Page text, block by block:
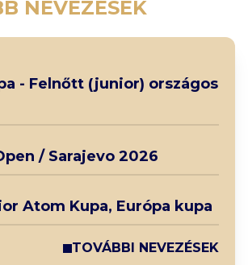
NEVEZÉSEK
- Felnőtt (junior) országos
/ Sarajevo 2026
Atom Kupa, Európa kupa
TOVÁBBI NEVEZÉSEK